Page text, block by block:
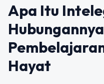
Apa Itu
Hayat